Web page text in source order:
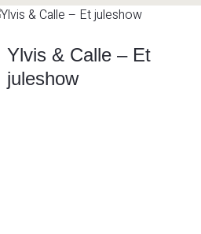
Ylvis & Calle – Et
juleshow